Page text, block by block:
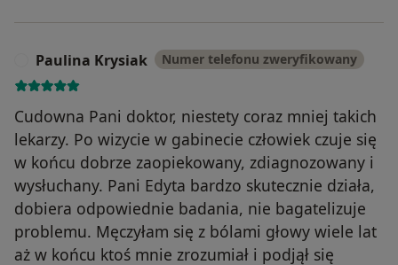
Paulina Krysiak Numer telefonu zweryfikowany
Cudowna Pani doktor, niestety coraz mniej takich
lekarzy. Po wizycie w gabinecie człowiek czuje się
w końcu dobrze zaopiekowany, zdiagnozowany i
wysłuchany. Pani Edyta bardzo skutecznie działa,
dobiera odpowiednie badania, nie bagatelizuje
problemu. Męczyłam się z bólami głowy wiele lat
aż w końcu ktoś mnie zrozumiał i podjął się